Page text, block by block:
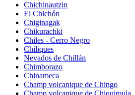
Chichinautzin
El Chichón
Chiginagak
Chikurachki
Chiles - Cerro Negro
Chiliques
Nevados de Chillán
Chimborazo
Chinameca
Champ volcanique de Chingo
Champ volcanique de Chiquimula